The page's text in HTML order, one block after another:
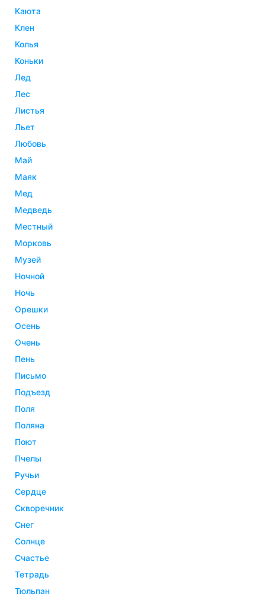
каюта
клен
колья
коньки
лед
лес
листья
льет
любовь
май
маяк
мед
медведь
местный
морковь
музей
ночной
ночь
орешки
осень
очень
пень
письмо
подъезд
поля
поляна
поют
пчелы
ручьи
сердце
скворечник
снег
солнце
счастье
тетрадь
тюльпан